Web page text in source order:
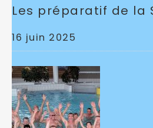
Les préparatif de la
16 juin 2025